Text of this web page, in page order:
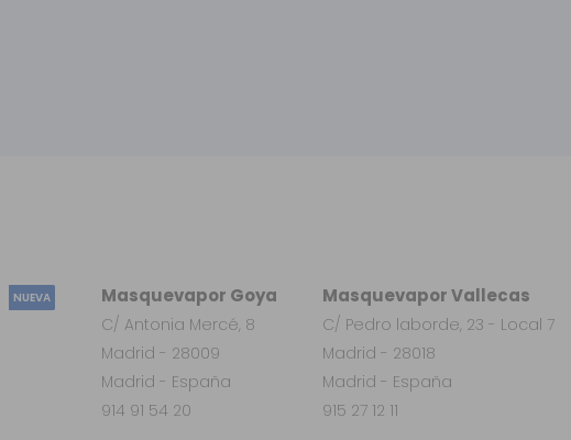
NUEVA Masquevapor Vallecas
C/ Pedro laborde, 23 - Local 7
Madrid - 28018
Madrid - España
915 27 12 11
Masquevapor Goya
C/ Antonia Mercé, 8
Madrid - 28009
Madrid - España
914 91 54 20